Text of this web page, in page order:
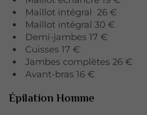
Maillot intégral 26 €
Maillot intégral 30 €
Demi-jambes 17 €
Cuisses 17 €
Jambes complètes 26 €
Avant-bras 16 €
Épilation Homme